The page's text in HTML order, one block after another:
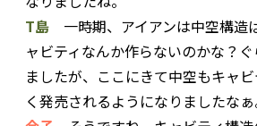
T島 一時期、アイアンは中空構造
ャビティなんか作らないのかな？
ましたが、ここにきて中空もキャ
く発売されるようになりましたなぁ